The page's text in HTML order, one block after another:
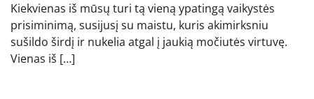
Kiekvienas iš mūsų turi tą vieną ypatingą vaikystės
prisiminimą, susijusį su maistu, kuris akimirksniu
sušildo širdį ir nukelia atgal į jaukią močiutės virtuvę.
Vienas iš […]